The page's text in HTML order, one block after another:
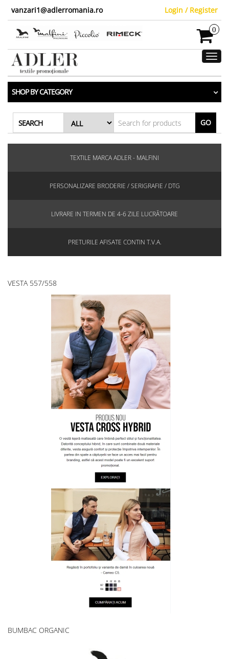
vanzari1@adlerromania.ro Login / Register
0
SHOP BY CATEGORY
SEARCH GO
TEXTILE MARCA ADLER - MALFINI
PERSONALIZARE BRODERIE / SERIGRAFIE / DTG
LIVRARE IN TERMEN DE 4-6 ZILE LUCRĂTOARE
PRETURILE AFISATE CONTIN T.V.A.
VESTA 557/558
BUMBAC ORGANIC